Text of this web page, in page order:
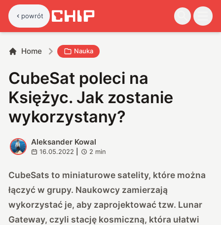
powrót
Home Nauka
CubeSat poleci na
Księżyc. Jak zostanie
wykorzystany?
A
Aleksander Kowal
16.05.2022 2 min
CubeSats to miniaturowe satelity, które można
łączyć w grupy. Naukowcy zamierzają
wykorzystać je, aby zaprojektować tzw. Lunar
Gateway, czyli stację kosmiczną, która ułatwi